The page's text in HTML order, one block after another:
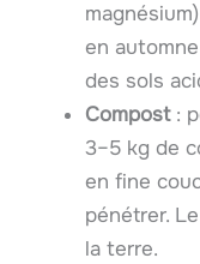
en
des sols
Compost:
3–5 kg de
en fine
pénétrer.
la terre.